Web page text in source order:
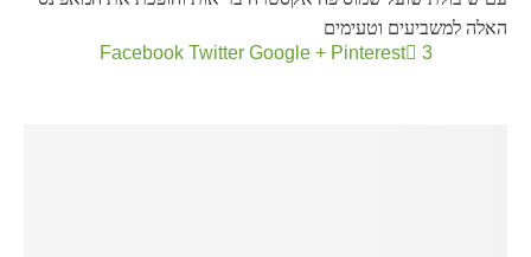
האלה למשביעים וטעימים
3
Facebook Twitter Google + Pinterest